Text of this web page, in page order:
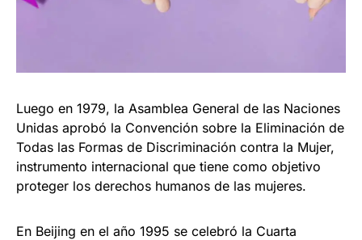
Luego en 1979, la Asamblea General de las Naciones
Unidas aprobó la Convención sobre la Eliminación de
Todas las Formas de Discriminación contra la Mujer,
instrumento internacional que tiene como objetivo
proteger los derechos humanos de las mujeres.
En Beijing en el año 1995 se celebró la Cuarta